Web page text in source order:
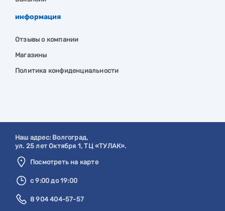
информация
Отзывы о компании
Магазины
Политика конфиденциальности
Наш адрес: Волгоград,
ул. 25 лет Октября 1, ТЦ «ТУЛАК».
Посмотреть на карте
с 9:00 до 19:00
8 904 404-57-57